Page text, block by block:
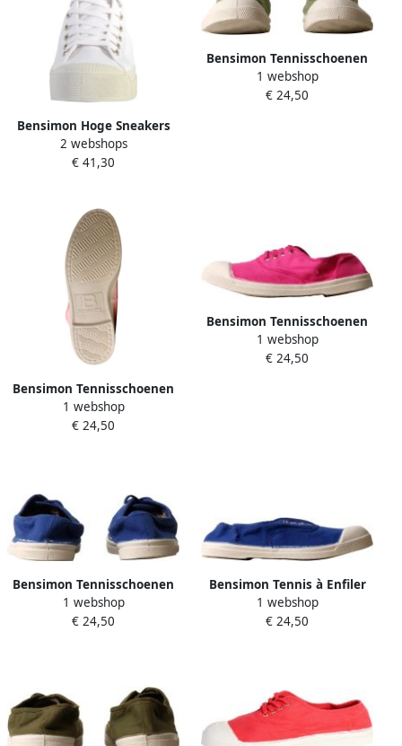
Bensimon Hoge Sneakers
B79 MID
2 webshops
€ 41,30
Bensimon Tennisschoenen
om aan te trekken
1 webshop
€ 24,50
Bensimon Tennisschoenen
om aan te trekken
1 webshop
€ 24,50
Bensimon Tennisschoenen
met veters
1 webshop
€ 24,50
Bensimon Tennisschoenen
met veters
1 webshop
€ 24,50
Bensimon Tennis à Enfiler
1 webshop
€ 24,50